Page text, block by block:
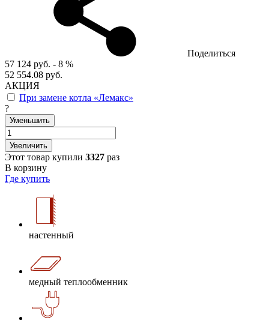
Поделиться
57 124 руб. - 8 %
52 554.08 руб.
АКЦИЯ
При замене котла «Лемакс»
?
Уменьшить
Увеличить
Этот товар купили 3327 раз
В корзину
Где купить
настенный
медный теплообменник